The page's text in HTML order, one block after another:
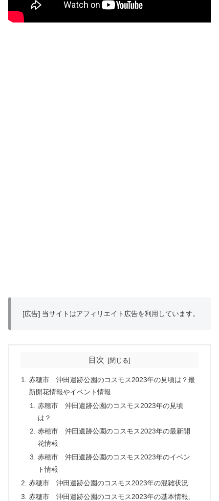
[広告] 当サイトはアフィリエイト広告を利用しています。
目次
赤穂市 沖田遺跡公園のコスモス2023年の見頃は？最
新開花情報やイベント情報
赤穂市 沖田遺跡公園のコスモス2023年の見頃
は？
赤穂市 沖田遺跡公園のコスモス2023年の最新開
花情報
赤穂市 沖田遺跡公園のコスモス2023年のイベン
ト情報
赤穂市 沖田遺跡公園のコスモス2023年の混雑状況
赤穂市 沖田遺跡公園のコスモス2023年の基本情報、